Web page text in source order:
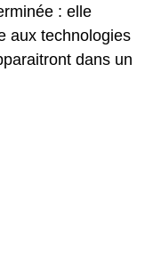
: elle
aux technologies
dans un